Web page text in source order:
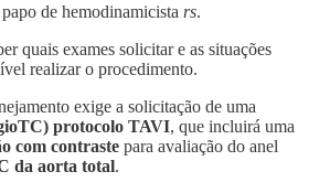
de hemodinamicista rs.
quais exames solicitar e as situações
realizar o procedimento.
exige a solicitação de uma
protocolo TAVI, que incluirá uma
com contraste para avaliação do anel
da aorta total.